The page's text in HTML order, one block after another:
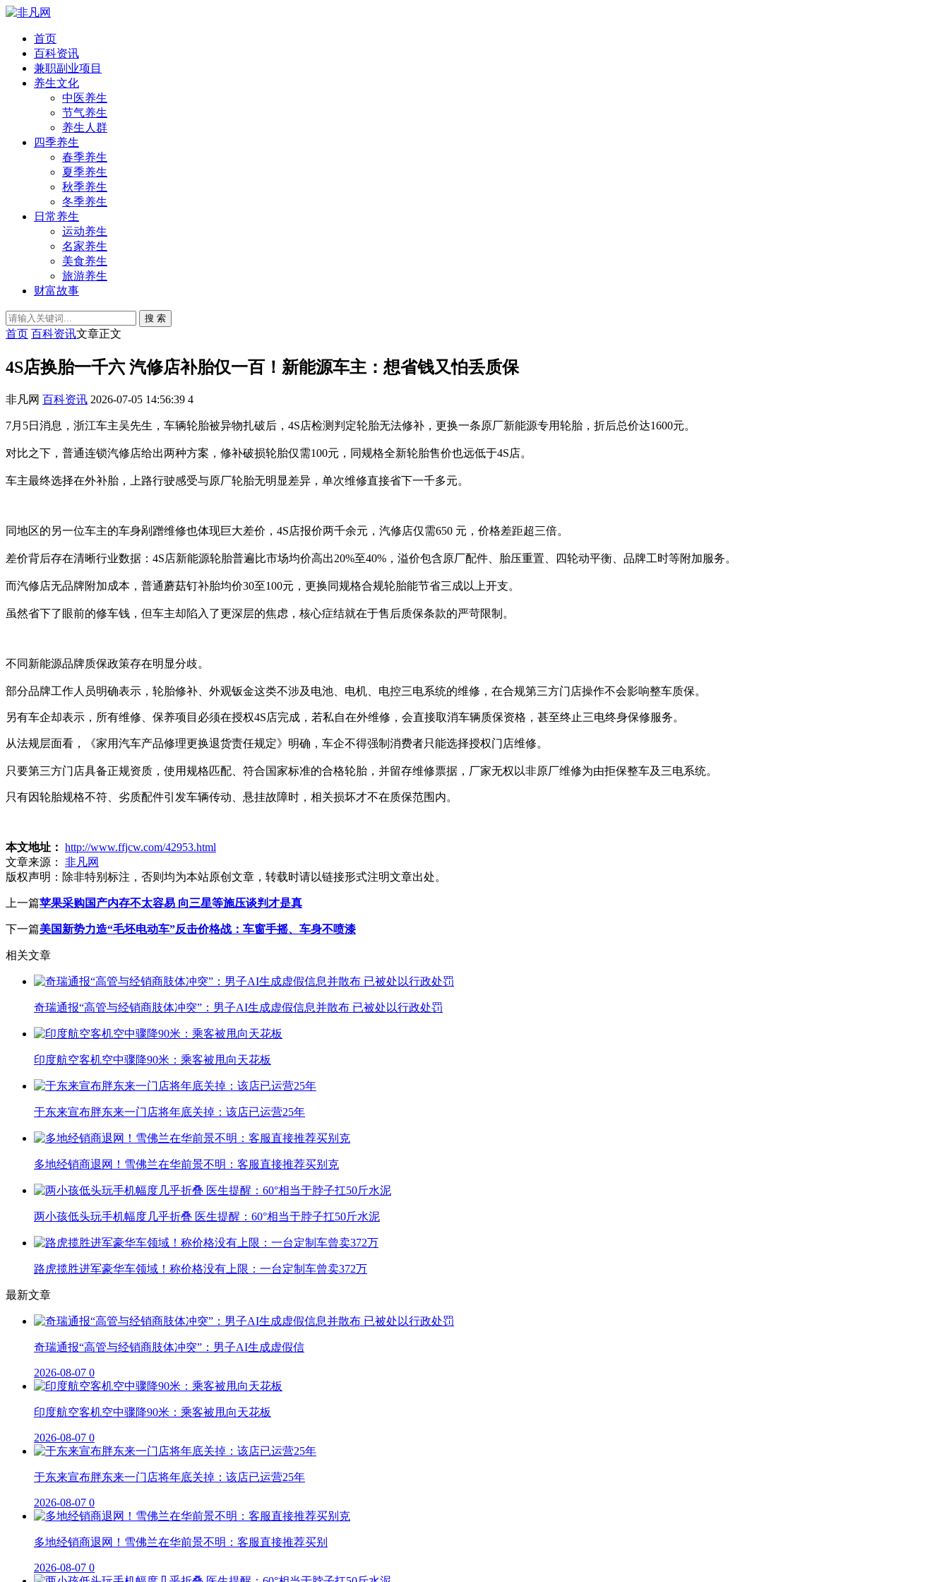
首页
百科资讯
兼职副业项目
养生文化
中医养生
节气养生
养生人群
四季养生
春季养生
夏季养生
秋季养生
冬季养生
日常养生
运动养生
名家养生
美食养生
旅游养生
财富故事
搜 索
首页 百科资讯文章正文
4S店换胎一千六 汽修店补胎仅一百！新能源车主：想省钱又怕丢质保
非凡网 百科资讯 2026-07-05 14:56:39 4
7月5日消息，浙江车主吴先生，车辆轮胎被异物扎破后，4S店检测判定轮胎无法修补，更换一条原厂新能源专用轮胎，折后总价达1600元。
对比之下，普通连锁汽修店给出两种方案，修补破损轮胎仅需100元，同规格全新轮胎售价也远低于4S店。
车主最终选择在外补胎，上路行驶感受与原厂轮胎无明显差异，单次维修直接省下一千多元。
同地区的另一位车主的车身剐蹭维修也体现巨大差价，4S店报价两千余元，汽修店仅需650 元，价格差距超三倍。
差价背后存在清晰行业数据：4S店新能源轮胎普遍比市场均价高出20%至40%，溢价包含原厂配件、胎压重置、四轮动平衡、品牌工时等附加服务。
而汽修店无品牌附加成本，普通蘑菇钉补胎均价30至100元，更换同规格合规轮胎能节省三成以上开支。
虽然省下了眼前的修车钱，但车主却陷入了更深层的焦虑，核心症结就在于售后质保条款的严苛限制。
不同新能源品牌质保政策存在明显分歧。
部分品牌工作人员明确表示，轮胎修补、外观钣金这类不涉及电池、电机、电控三电系统的维修，在合规第三方门店操作不会影响整车质保。
另有车企却表示，所有维修、保养项目必须在授权4S店完成，若私自在外维修，会直接取消车辆质保资格，甚至终止三电终身保修服务。
从法规层面看，《家用汽车产品修理更换退货责任规定》明确，车企不得强制消费者只能选择授权门店维修。
只要第三方门店具备正规资质，使用规格匹配、符合国家标准的合格轮胎，并留存维修票据，厂家无权以非原厂维修为由拒保整车及三电系统。
只有因轮胎规格不符、劣质配件引发车辆传动、悬挂故障时，相关损坏才不在质保范围内。
本文地址： http://www.ffjcw.com/42953.html
文章来源：
非凡网
版权声明： 除非特别标注，否则均为本站原创文章，转载时请以链接形式注明文章出处。
上一篇苹果采购国产内存不太容易 向三星等施压谈判才是真
下一篇美国新势力造“毛坯电动车”反击价格战：车窗手摇、车身不喷漆
相关文章
奇瑞通报“高管与经销商肢体冲突”：男子AI生成虚假信息并散布 已被处以行政处罚
印度航空客机空中骤降90米：乘客被甩向天花板
于东来宣布胖东来一门店将年底关掉：该店已运营25年
多地经销商退网！雪佛兰在华前景不明：客服直接推荐买别克
两小孩低头玩手机幅度几乎折叠 医生提醒：60°相当于脖子扛50斤水泥
路虎揽胜进军豪华车领域！称价格没有上限：一台定制车曾卖372万
最新文章
奇瑞通报“高管与经销商肢体冲突”：男子AI生成虚假信
2026-08-07 0
印度航空客机空中骤降90米：乘客被甩向天花板
2026-08-07 0
于东来宣布胖东来一门店将年底关掉：该店已运营25年
2026-08-07 0
多地经销商退网！雪佛兰在华前景不明：客服直接推荐买别
2026-08-07 0